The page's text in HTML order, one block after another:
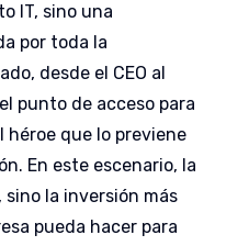
IT, sino una
por toda la
desde el CEO al
punto de acceso para
que lo previene
En este escenario, la
la inversión más
pueda hacer para